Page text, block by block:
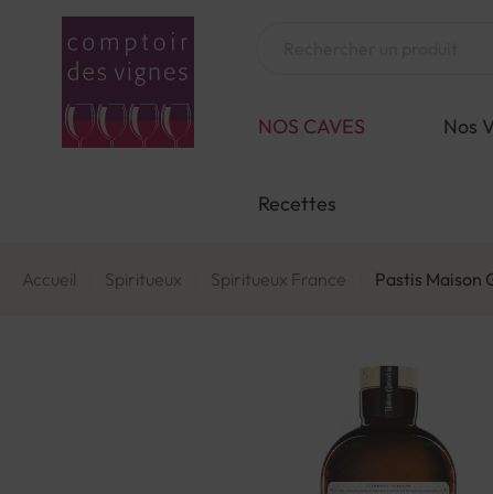
NOS CAVES Nos
Recettes
Accueil Spiritueux Spiritueux France Pastis Maison